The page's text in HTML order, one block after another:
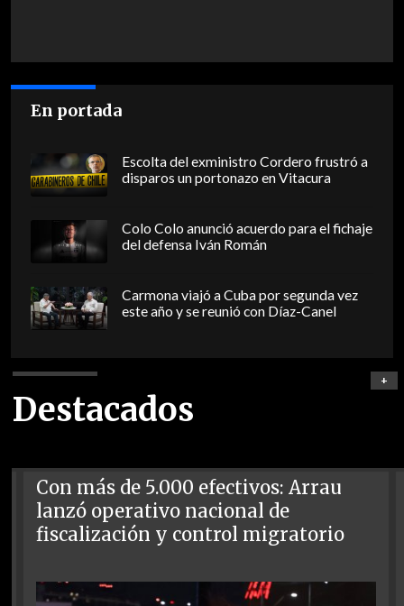
En portada
Escolta del exministro Cordero frustró a
disparos un portonazo en Vitacura
Colo Colo anunció acuerdo para el fichaje
del defensa Iván Román
Carmona viajó a Cuba por segunda vez
este año y se reunió con Díaz-Canel
Destacados
+
Con más de 5.000 efectivos: Arrau
lanzó operativo nacional de
fiscalización y control migratorio